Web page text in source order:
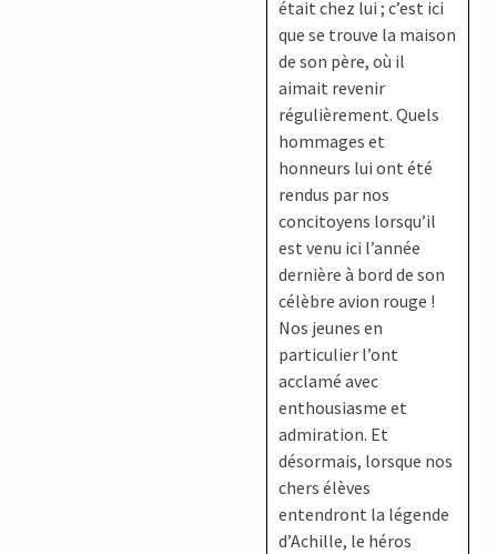
était chez lui ; c’est ici
que se trouve la maison
de son père, où il
aimait revenir
régulièrement. Quels
hommages et
honneurs lui ont été
rendus par nos
concitoyens lorsqu’il
est venu ici l’année
dernière à bord de son
célèbre avion rouge !
Nos jeunes en
particulier l’ont
acclamé avec
enthousiasme et
admiration. Et
désormais, lorsque nos
chers élèves
entendront la légende
d’Achille, le héros